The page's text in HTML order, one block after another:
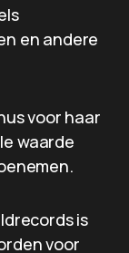
en andere
voor haar
waarde
is
voor